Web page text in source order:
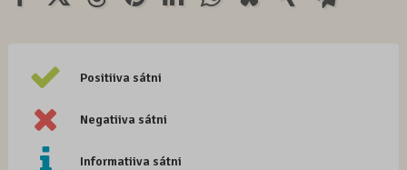
Positiiva sátni
Negatiiva sátni
Informatiiva sátni